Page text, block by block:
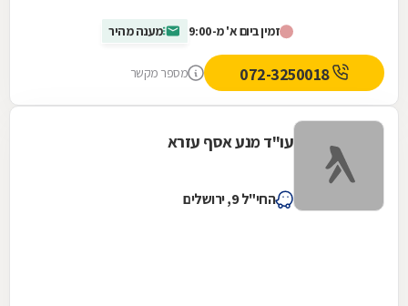
זמין ביום א' מ-9:00 מענה מהיר
072-3250018 מספר מקשר
עו"ד מנע אסף עזרא
החי"ל 9, ירושלים